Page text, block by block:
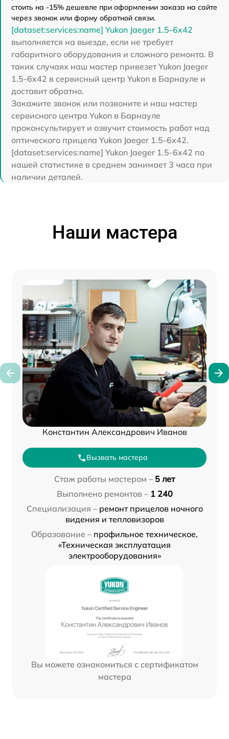
стоить на -15% дешевле при оформлении заказа на сайте
через звонок или форму обратной связи.
[dataset:services:name] Yukon Jaeger 1.5-6x42
выполняется на выезде, если не требует
габаритного оборудования и сложного ремонта. В
таких случаях наш мастер привезет Yukon Jaeger
1.5-6x42 в сервисный центр Yukon в Барнауле и
доставит обратно.
Закажите звонок или позвоните и наш мастер
сервисного центра Yukon в Барнауле
проконсультирует и озвучит стоимость работ над
оптического прицела Yukon Jaeger 1.5-6x42.
[dataset:services:name] Yukon Jaeger 1.5-6x42 по
нашей статистике в среднем занимает 3 часа при
наличии деталей.
Наши мастера
Константин Александрович Иванов
Вызвать мастера
Стаж работы мастером – 5 лет
Выполнено ремонтов – 1 240
Специализация – ремонт прицелов ночного
видения и тепловизоров
Образование – профильное техническое,
«Техническая эксплуатация
электрооборудования»
Вы можете ознакомиться с сертификатом
мастера